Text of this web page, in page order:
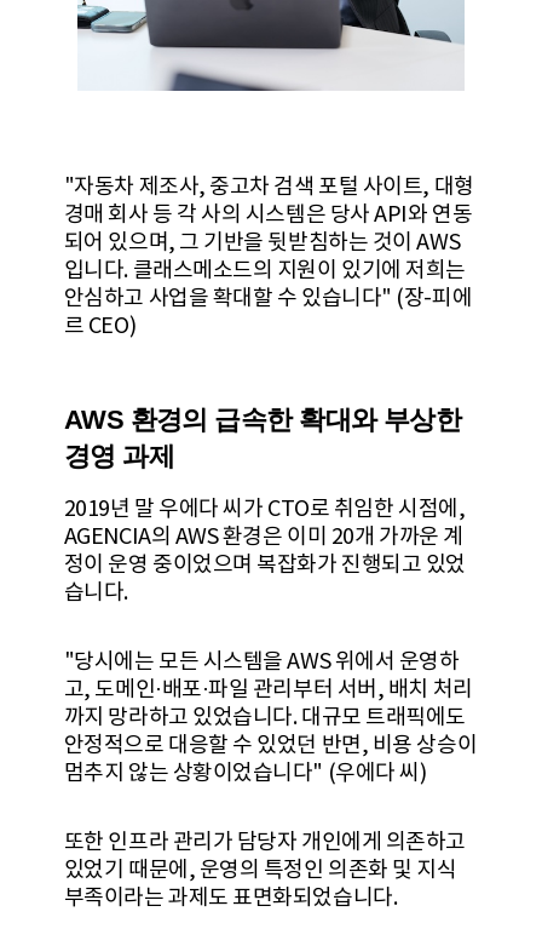
"자동차 제조사, 중고차 검색 포털 사이트, 대형
경매 회사 등 각 사의 시스템은 당사 API와 연동
되어 있으며, 그 기반을 뒷받침하는 것이 AWS
입니다. 클래스메소드의 지원이 있기에 저희는
안심하고 사업을 확대할 수 있습니다" (장-피에
르 CEO)
AWS 환경의 급속한 확대와 부상한
경영 과제
2019년 말 우에다 씨가 CTO로 취임한 시점에,
AGENCIA의 AWS 환경은 이미 20개 가까운 계
정이 운영 중이었으며 복잡화가 진행되고 있었
습니다.
"당시에는 모든 시스템을 AWS 위에서 운영하
고, 도메인·배포·파일 관리부터 서버, 배치 처리
까지 망라하고 있었습니다. 대규모 트래픽에도
안정적으로 대응할 수 있었던 반면, 비용 상승이
멈추지 않는 상황이었습니다" (우에다 씨)
또한 인프라 관리가 담당자 개인에게 의존하고
있었기 때문에, 운영의 특정인 의존화 및 지식
부족이라는 과제도 표면화되었습니다.